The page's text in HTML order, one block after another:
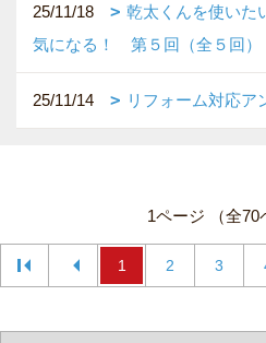
25/11/18
乾太くんを使いた
気になる！ 第５回（全５回）
25/11/14 リフォーム対応
1ページ （全70
1 2 3